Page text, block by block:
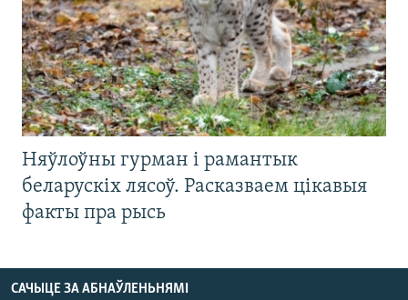
Няўлоўны гурман і рамантык
беларускіх лясоў. Расказваем цікавыя
факты пра рысь
САЧЫЦЕ ЗА АБНАЎЛЕНЬНЯМІ